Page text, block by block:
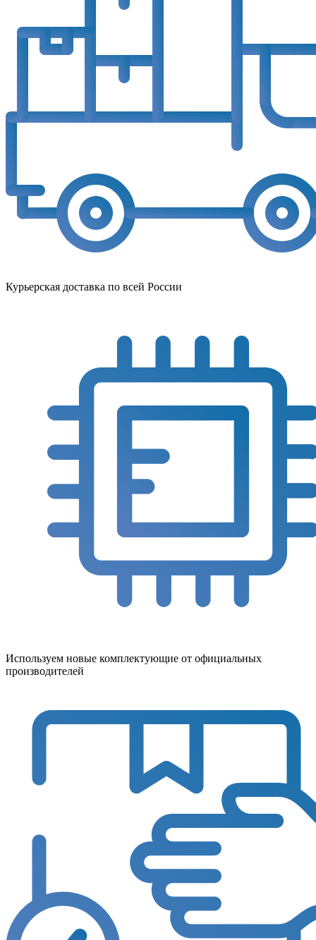
Курьерская доставка по всей России
Используем новые комплектующие от официальных
производителей